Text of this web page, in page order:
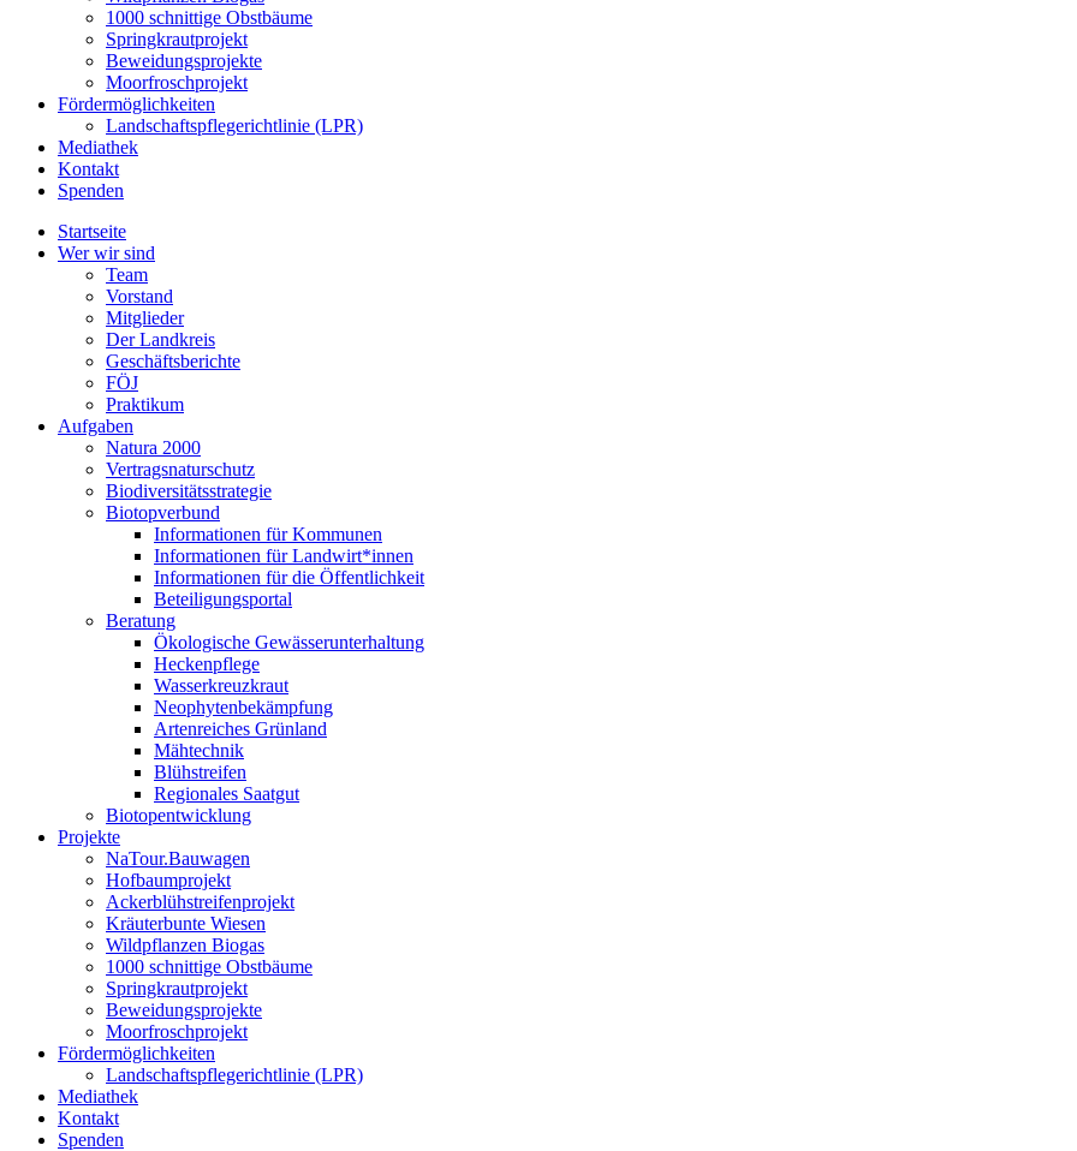
1000 schnittige Obstbäume
Springkrautprojekt
Beweidungsprojekte
Moorfroschprojekt
Fördermöglichkeiten
Landschaftspflegerichtlinie (LPR)
Mediathek
Kontakt
Spenden
Startseite
Wer wir sind
Team
Vorstand
Mitglieder
Der Landkreis
Geschäftsberichte
FÖJ
Praktikum
Aufgaben
Natura 2000
Vertragsnaturschutz
Biodiversitätsstrategie
Biotopverbund
Informationen für Kommunen
Informationen für Landwirt*innen
Informationen für die Öffentlichkeit
Beteiligungsportal
Beratung
Ökologische Gewässerunterhaltung
Heckenpflege
Wasserkreuzkraut
Neophytenbekämpfung
Artenreiches Grünland
Mähtechnik
Blühstreifen
Regionales Saatgut
Biotopentwicklung
Projekte
NaTour.Bauwagen
Hofbaumprojekt
Ackerblühstreifenprojekt
Kräuterbunte Wiesen
Wildpflanzen Biogas
1000 schnittige Obstbäume
Springkrautprojekt
Beweidungsprojekte
Moorfroschprojekt
Fördermöglichkeiten
Landschaftspflegerichtlinie (LPR)
Mediathek
Kontakt
Spenden